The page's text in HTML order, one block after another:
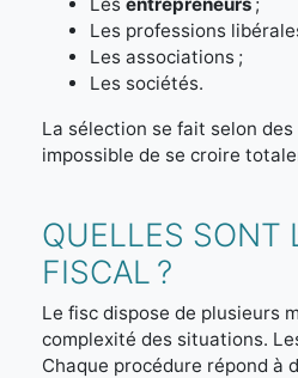
Les professions
Les associations ;
Les sociétés.
La sélection se fait selon
impossible de se croire
QUELLES SONT
FISCAL ?
Le fisc dispose de plusieurs
complexité des situations.
Chaque procédure répond à